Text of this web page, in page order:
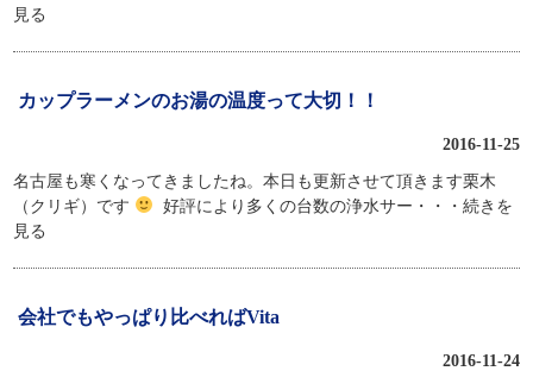
見る
カップラーメンのお湯の温度って大切！！
2016-11-25
名古屋も寒くなってきましたね。本日も更新させて頂きます栗木
（クリギ）です
好評により多くの台数の浄水サー ・・・続きを
見る
会社でもやっぱり比べればVita
2016-11-24